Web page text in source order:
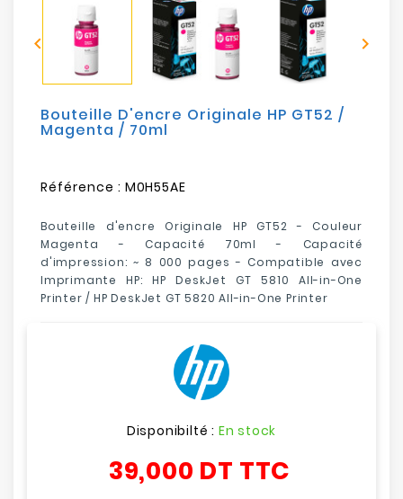
Sécurité
Mobilités
 
Bouteille D'encre Originale HP GT52 /
Magenta / 70ml
Référence : M0H55AE
Bouteille d'encre Originale HP GT52 - Couleur
Magenta - Capacité 70ml - Capacité
d'impression: ~ 8 000 pages - Compatible avec
Imprimante HP: HP DeskJet GT 5810 All-in-One
Printer / HPDeskJet GT 5820 All-in-One Printer
Disponibilté : En stock
39,000 DT TTC